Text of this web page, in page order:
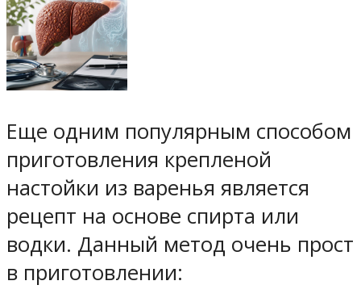
Еще одним популярным способом
приготовления крепленой
настойки из варенья является
рецепт на основе спирта или
водки. Данный метод очень прост
в приготовлении: